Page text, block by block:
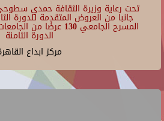
تحت رعاية وزيرة الثقافة حمدي
جانبا من العروض المتقدمة للدورة
المسرح الجامعي 130
الدورة الثامنة
مركز ابداع